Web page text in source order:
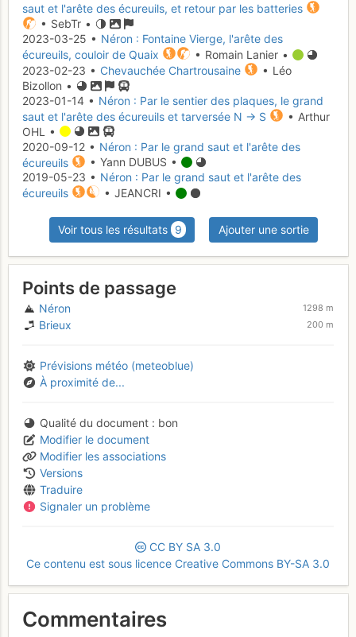
saut et l'arête des écureuils, et retour par les batteries
• SebTr •
2023-03-25 • Néron : Fontaine Vierge, l'arête des
écureuils, couloir de Quaix
• Romain Lanier •
2023-02-23 • Chevauchée Chartrousaine
• Léo
Bizollon •
2023-01-14 • Néron : Par le sentier des plaques, le grand
saut et l'arête des écureuils et tarversée N -> S
• Arthur
OHL •
2020-09-12 • Néron : Par le grand saut et l'arête des
écureuils
• Yann DUBUS •
2019-05-23 • Néron : Par le grand saut et l'arête des
écureuils
• JEANCRI •
Voir tous les résultats 9 Ajouter une sortie
Points de passage
Néron 1298 m
Brieux 200 m
Prévisions météo (meteoblue)
À proximité de...
Qualité du document
bon
Modifier le document
Modifier les associations
Versions
Traduire
Signaler un problème
CC BY SA 3.0
Ce contenu est sous licence Creative Commons BY-SA 3.0
Commentaires